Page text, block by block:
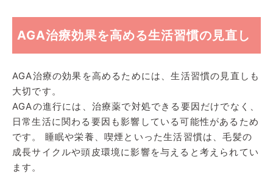
AGA治療効果を高める生活習慣の見直し
AGA治療の効果を高めるためには、生活習慣の見直しも
大切です。
AGAの進行には、治療薬で対処できる要因だけでなく、
日常生活に関わる要因も影響している可能性があるため
です。 睡眠や栄養、喫煙といった生活習慣は、毛髪の
成長サイクルや頭皮環境に影響を与えると考えられてい
ます。